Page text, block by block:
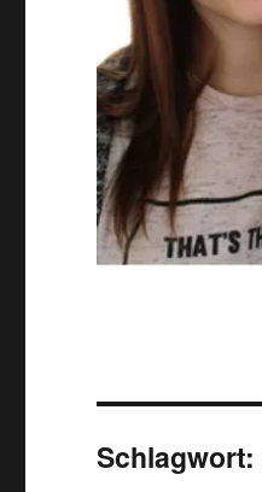
Schlagwort: